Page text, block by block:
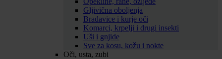
Gljivična oboljenja
Bradavice i kurje oči
Komarci, krpelji i drugi insekti
Uši i gnjide
Sve za kosu, kožu i nokte
Oči, usta, zubi